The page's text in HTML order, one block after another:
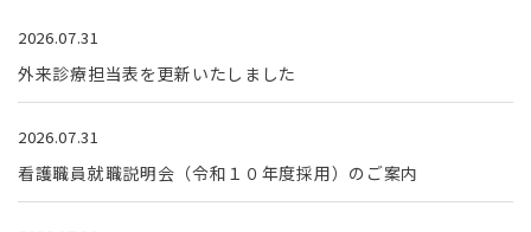
2026.07.31
外来診療担当表を更新いたしました
2026.07.31
看護職員就職説明会（令和１０年度採用）のご案内